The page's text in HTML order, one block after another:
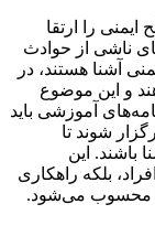
را ارتقا
ناشی از حوادث
آشنا هستند، در
و این موضوع
آموزشی باید
شوند تا
باشند. این
بلکه راهکاری
محسوب می‌شود.